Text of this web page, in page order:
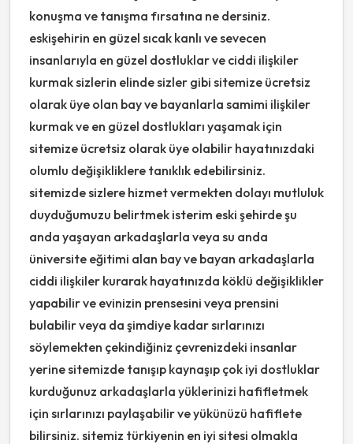
konuşma ve tanışma fırsatına ne dersiniz.
eskişehirin en güzel sıcak kanlı ve sevecen
insanlarıyla en güzel dostluklar ve ciddi ilişkiler
kurmak sizlerin elinde sizler gibi sitemize ücretsiz
olarak üye olan bay ve bayanlarla samimi ilişkiler
kurmak ve en güzel dostlukları yaşamak için
sitemize ücretsiz olarak üye olabilir hayatınızdaki
olumlu değişikliklere tanıklık edebilirsiniz.
sitemizde sizlere hizmet vermekten dolayı mutluluk
duyduğumuzu belirtmek isterim eski şehirde şu
anda yaşayan arkadaşlarla veya su anda
üniversite eğitimi alan bay ve bayan arkadaşlarla
ciddi ilişkiler kurarak hayatınızda köklü değişiklikler
yapabilir ve evinizin prensesini veya prensini
bulabilir veya da şimdiye kadar sırlarınızı
söylemekten çekindiğiniz çevrenizdeki insanlar
yerine sitemizde tanışıp kaynaşıp çok iyi dostluklar
kurduğunuz arkadaşlarla yüklerinizi hafifletmek
için sırlarınızı paylaşabilir ve yükünüzü hafiflete
bilirsiniz. sitemiz türkiyenin en iyi sitesi olmakla